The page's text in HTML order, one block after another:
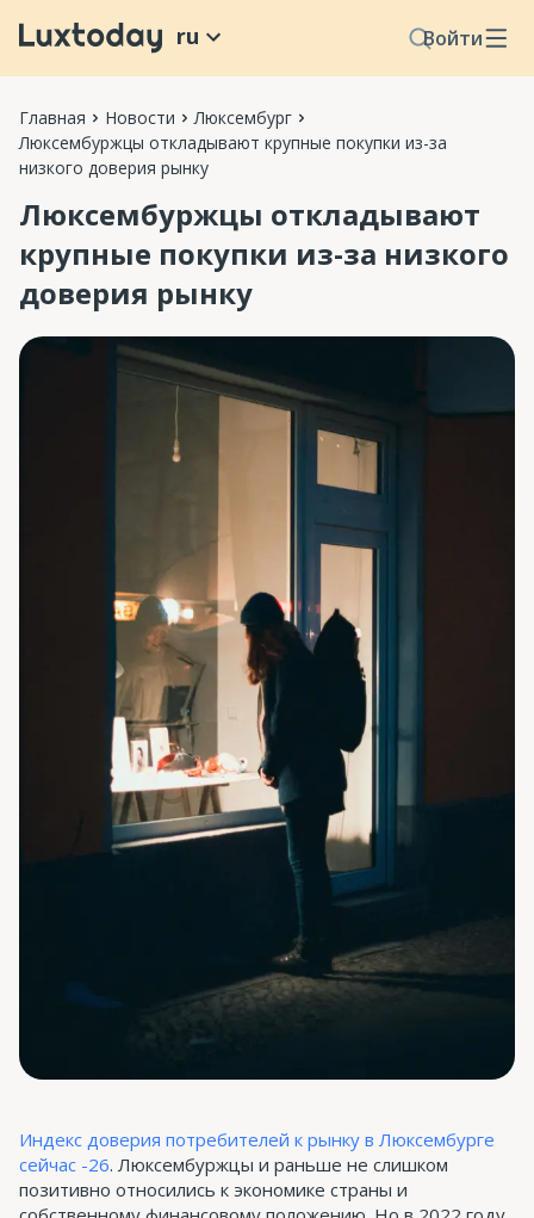
Войти
ru
Главная Новости
Люксембург
Люксембуржцы откладывают крупные покупки из-за
низкого доверия рынку
Люксембуржцы откладывают
крупные покупки из-за низкого
доверия рынку
Индекс доверия потребителей к рынку в Люксембурге
сейчас -26. Люксембуржцы и раньше не слишком
позитивно относились к экономике страны и